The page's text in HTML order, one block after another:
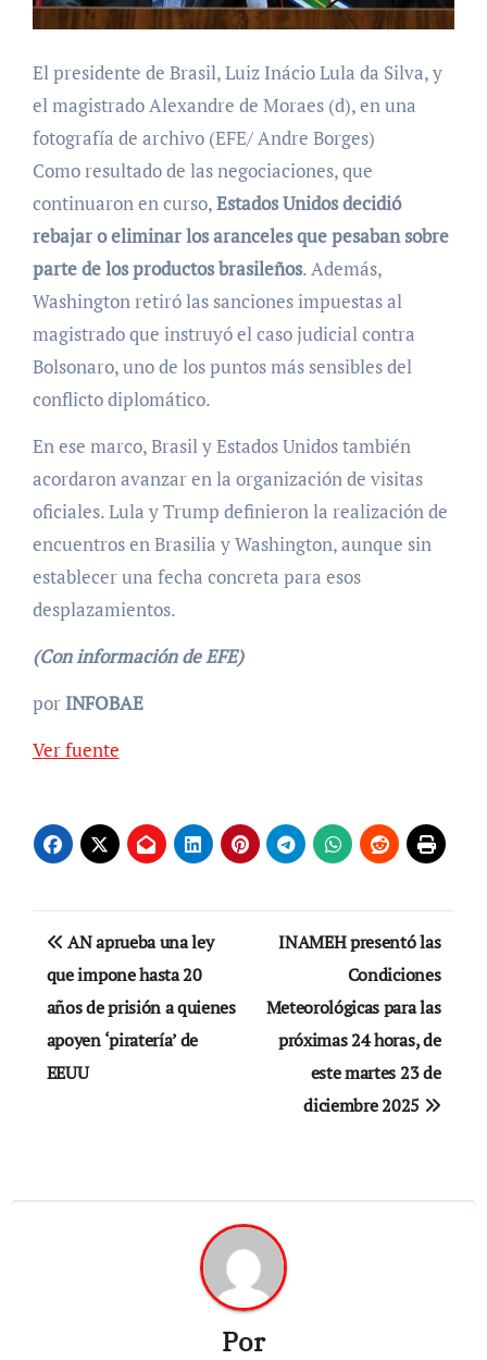
El presidente de Brasil, Luiz Inácio Lula da Silva, y
el magistrado Alexandre de Moraes (d), en una
fotografía de archivo (EFE/ Andre Borges)
Como resultado de las negociaciones, que
continuaron en curso,Estados Unidosdecidió
rebajar o eliminar los aranceles que pesaban sobre
parte de los productos brasileños. Además,
Washington retiró las sanciones impuestas al
magistrado que instruyó el caso judicial contra
Bolsonaro, uno de los puntos más sensibles del
conflicto diplomático.
En ese marco, Brasil y Estados Unidos también
acordaron avanzar en la organización de visitas
oficiales. Lula y Trump definieron la realización de
encuentros en Brasilia y Washington, aunque sin
establecer una fecha concreta para esos
desplazamientos.
(Con información de EFE)
porINFOBAE
Ver fuente
Navegación
de
entradas
AN aprueba una ley
que impone hasta 20
años de prisión a quienes
apoyen ‘piratería’ de
EEUU
INAMEH presentó las
Condiciones
Meteorológicas para las
próximas 24 horas, de
este martes 23 de
diciembre 2025
Por